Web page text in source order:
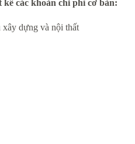
các khoản chi phí cơ bản:
dựng và nội thất